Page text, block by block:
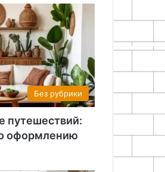
Без рубрики
путешествий:
оформлению